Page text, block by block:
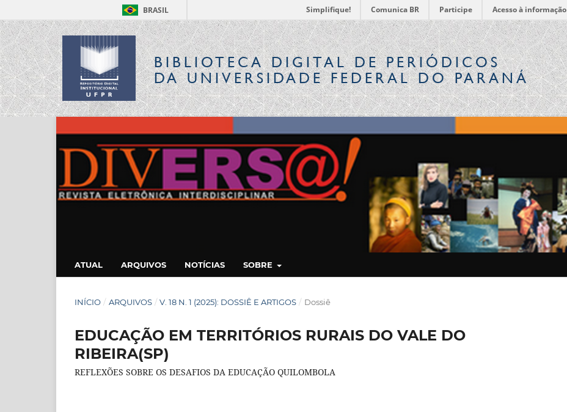
BRASIL Simplifique! Comunica BR Participe Acesso à informação
BIBLIOTECA DIGITALDE PERIÓDICOS
DA UNIVERSIDADE FEDERAL DO PARANÁ
ATUAL ARQUIVOS NOTÍCIAS SOBRE
INÍCIO / ARQUIVOS / V. 18 N. 1 (2025): DOSSIÊ E ARTIGOS / Dossiê
EDUCAÇÃO EM TERRITÓRIOS RURAIS DO VALE DO
RIBEIRA(SP)
REFLEXÕES SOBRE OS DESAFIOS DA EDUCAÇÃO QUILOMBOLA